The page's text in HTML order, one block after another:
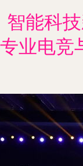
智能科
专业电竞